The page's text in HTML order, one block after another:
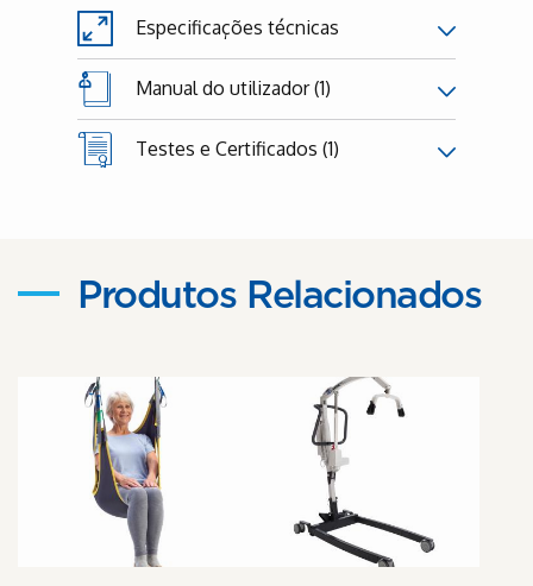
Especificações técnicas
Manual do utilizador (1)
Testes e Certificados (1)
Produtos Relacionados